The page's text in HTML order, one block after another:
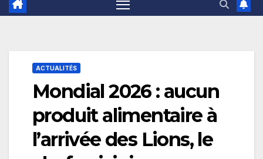
ACTUALITÉS
Mondial 2026 : aucun
produit alimentaire à
l’arrivée des Lions, le